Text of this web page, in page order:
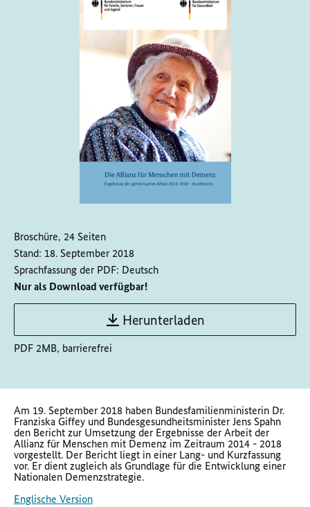
Broschüre, 24 Seiten
Stand: 18. September 2018
Sprachfassung der PDF: Deutsch
Nur als Download verfügbar!
Herunterladen
PDF 2MB, barrierefrei
Am 19. September 2018 haben Bundesfamilienministerin Dr.
Franziska Giffey und Bundesgesundheitsminister Jens Spahn
den Bericht zur Umsetzung der Ergebnisse der Arbeit der
Allianz für Menschen mit Demenz im Zeitraum 2014 - 2018
vorgestellt. Der Bericht liegt in einer Lang- und Kurzfassung
vor. Er dient zugleich als Grundlage für die Entwicklung einer
Nationalen Demenzstrategie.
Englische Version